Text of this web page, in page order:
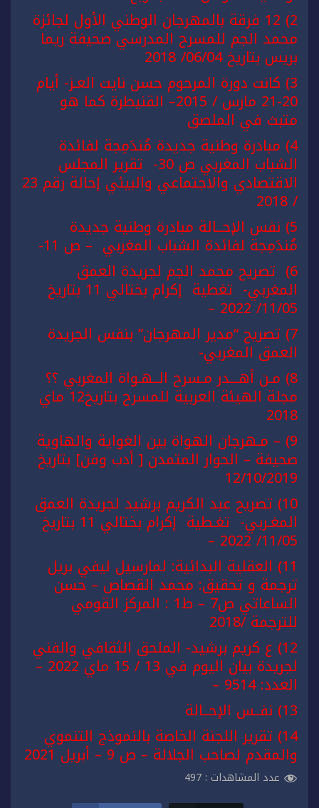
2) 12 فرقة بالمهرجان الوطني الأول لجائزة
محمد الجم للمسرح المدرسي صحيفة ريما
بريس بتاريخ 06/04/ 2018
3) كانت دورة المرحوم حسن نايت العـز- أيام
20-21 مارس / 2015– القنيطرة كما هو
متبث في الملصق
4) مبادرة وطنية جديدة مُندَمِجة لفائدة
الشباب المغربي ص 30- تقرير المجلس
الاقتصادي والاجتماعي والبيئي إحالة رقم 23
/ 2018
5) نفس الإحــالة مبادرة وطنية جديدة
مُندَمِجة لفائدة الشباب المغربي – ص 11-
6) تصريح محمد الجم لجريدة العمق
المغربي- تغطية إكرام بختالي 11 بتاريخ
11/05/ 2022 –
7) تصريح “مدير المهرجان” بنفس الجريدة
العمق المغربي-
8) مـن أهـــدر مـسرح الــهـواة المغربي ؟؟
مجلة الهيئة العربية للمسرح بتاريخ12 ماي
2018
9) – مـهرجان الهواة بين الغواية والهاوية
صحيفة – الحوار المتمدن [ أدب وفن] بتاريخ
12/10/2019
10) تصريح عبد الكريم برشيد لجريدة العمق
المغـربي- تغـطية إكرام بختالي 11 بتاريخ
11/05/ 2022 –
11) العقلية البدائية: لمارسيل ليفي بريل
ترجمة و تحقيق: محمد القصاص – حسن
الساعاتي ص7 – ط1 : المركز القومي
للترجمة /2018
12) ع كريم برشيد- الملحق الثقافي والفني
لجريدة بيان اليوم في 13 / 15 ماي 2022 –
العدد: 9514 –
13) نفــس الإحــالة
14) تقرير اللجنة الخاصة بالنموذج التنموي
والمقدم لصاحب الجلالة – ص 9 – أبريل 2021
عدد المشاهدات : 497